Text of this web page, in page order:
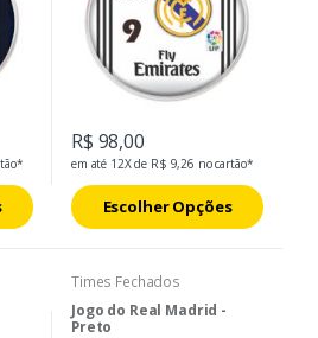
R$ 98,00
em até 12X de R$ 9,26 no cartão*
Escolher Opções
Times Fechados
Jogo do Real Madrid -
Preto